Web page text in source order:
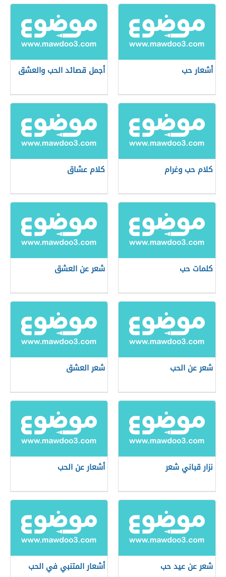
أشعار حب أجمل قصائد الحب والعشق
كلام حب وغرام كلام عشاق
كلمات حب شعر عن العشق
شعر عن الحب شعر العشق
نزار قباني شعر أشعار عن الحب
شعر عن عيد حب أشعار المتنبي في الحب